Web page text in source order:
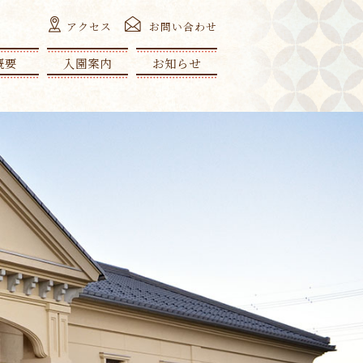
アクセス お問い合わせ
要 入園案内 お知らせ